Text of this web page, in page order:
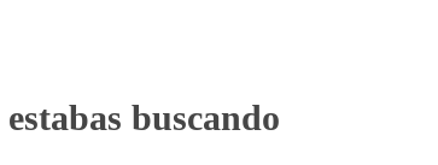
buscando